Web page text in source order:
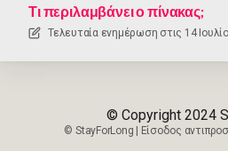
Τι περιλαμβάνει ο πίνακας;
Τελευταία ενημέρωση στις 14
© Copyright 2024
© StayForLong Είσοδος